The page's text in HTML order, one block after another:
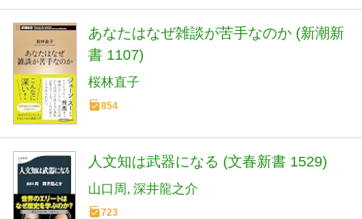
あなたはなぜ雑談が苦手なのか (新潮新
書 1107)
桜林直子
854
人文知は武器になる (文春新書 1529)
山口周 深井龍之介
723